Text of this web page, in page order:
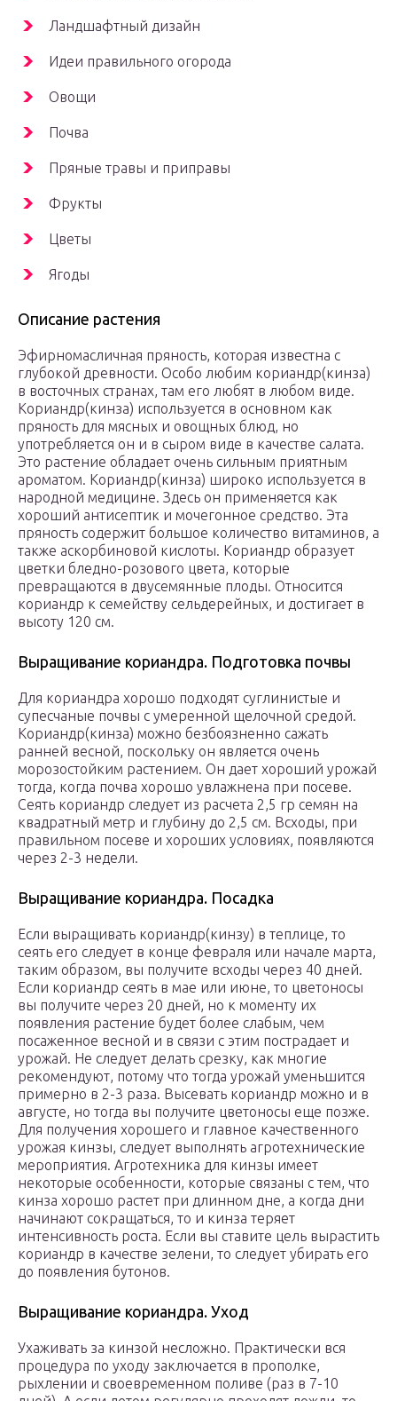
Ландшафтный дизайн
Идеи правильного огорода
Овощи
Почва
Пряные травы и приправы
Фрукты
Цветы
Ягоды
Описание растения
Эфирномасличная пряность, которая известна с
глубокой древности. Особо любим кориандр(кинза)
в восточных странах, там его любят в любом виде.
Кориандр(кинза) используется в основном как
пряность для мясных и овощных блюд, но
употребляется он и в сыром виде в качестве салата.
Это растение обладает очень сильным приятным
ароматом. Кориандр(кинза) широко используется в
народной медицине. Здесь он применяется как
хороший антисептик и мочегонное средство. Эта
пряность содержит большое количество витаминов, а
также аскорбиновой кислоты. Кориандр образует
цветки бледно-розового цвета, которые
превращаются в двусемянные плоды. Относится
кориандр к семейству сельдерейных, и достигает в
высоту 120 см.
Выращивание кориандра. Подготовка почвы
Для кориандра хорошо подходят суглинистые и
супесчаные почвы с умеренной щелочной средой.
Кориандр(кинза) можно безбоязненно сажать
ранней весной, поскольку он является очень
морозостойким растением. Он дает хороший урожай
тогда, когда почва хорошо увлажнена при посеве.
Сеять кориандр следует из расчета 2,5 гр семян на
квадратный метр и глубину до 2,5 см. Всходы, при
правильном посеве и хороших условиях, появляются
через 2-3 недели.
Выращивание кориандра. Посадка
Если выращивать кориандр(кинзу) в теплице, то
сеять его следует в конце февраля или начале марта,
таким образом, вы получите всходы через 40 дней.
Если кориандр сеять в мае или июне, то цветоносы
вы получите через 20 дней, но к моменту их
появления растение будет более слабым, чем
посаженное весной и в связи с этим пострадает и
урожай. Не следует делать срезку, как многие
рекомендуют, потому что тогда урожай уменьшится
примерно в 2-3 раза. Высевать кориандр можно и в
августе, но тогда вы получите цветоносы еще позже.
Для получения хорошего и главное качественного
урожая кинзы, следует выполнять агротехнические
мероприятия. Агротехника для кинзы имеет
некоторые особенности, которые связаны с тем, что
кинза хорошо растет при длинном дне, а когда дни
начинают сокращаться, то и кинза теряет
интенсивность роста. Если вы ставите цель вырастить
кориандр в качестве зелени, то следует убирать его
до появления бутонов.
Выращивание кориандра. Уход
Ухаживать за кинзой несложно. Практически вся
процедура по уходу заключается в прополке,
рыхлении и своевременном поливе (раз в 7-10